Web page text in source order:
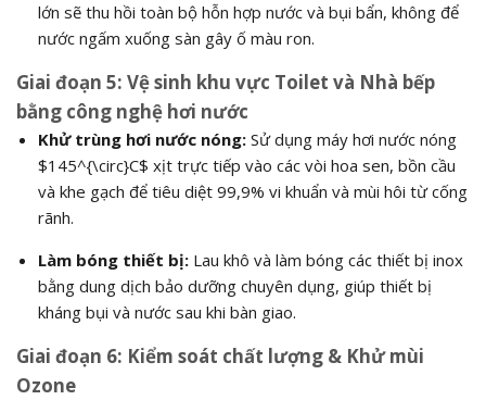
lớn sẽ thu hồi toàn bộ hỗn hợp nước và bụi bẩn, không để
nước ngấm xuống sàn gây ố màu ron.
Giai đoạn 5: Vệ sinh khu vực Toilet và Nhà bếp
bằng công nghệ hơi nước
Khử trùng hơi nước nóng:Sử dụng máy hơi nước nóng
$145^{\circ}C$ xịt trực tiếp vào các vòi hoa sen, bồn cầu
và khe gạch để tiêu diệt 99,9% vi khuẩn và mùi hôi từ cống
rãnh.
Làm bóng thiết bị:Lau khô và làm bóng các thiết bị inox
bằng dung dịch bảo dưỡng chuyên dụng, giúp thiết bị
kháng bụi và nước sau khi bàn giao.
Giai đoạn 6: Kiểm soát chất lượng & Khử mùi
Ozone